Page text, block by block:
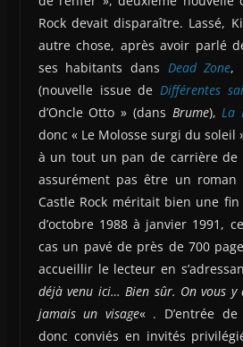
Rock devait disparaître. Lassé,
autre chose, après avoir parlé
ses habitants dans Dead Zone,
(nouvelle issue deDifférentes
d’Oncle Otto » (dans Brume),La
donc « Le Molosse surgi du soleil
à un tout un pan de carrière de
assurément pas être un
Castle Rock méritait bien une
d’octobre 1988 à janvier 1991,
cas un pavé de près de 700
accueillir le lecteur en
déjà venu ici… Bien sûr. On vous y
jamais un visage« . D’entrée
donc conviés en invités